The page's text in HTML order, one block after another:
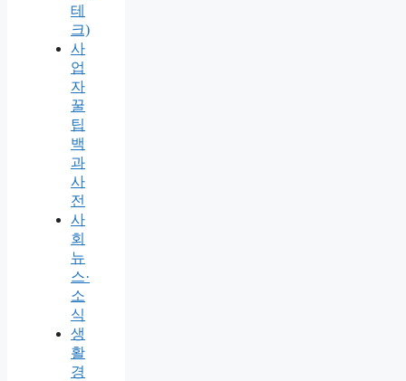
테
크)
사
업
자
꿀
팁
백
과
사
전
사
회
뉴
스·
소
식
생
활
경